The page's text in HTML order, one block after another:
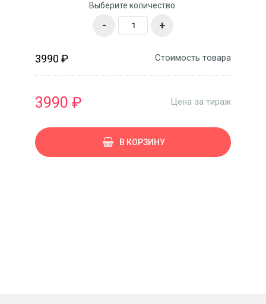
Выберите количество:
- +
3990 ₽ Стоимость товара
3990 ₽ Цена за тираж
В КОРЗИНУ